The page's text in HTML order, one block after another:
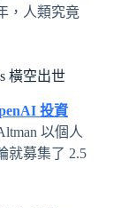
，人類究竟
橫空出世
投資
以個人
就募集了 2.5